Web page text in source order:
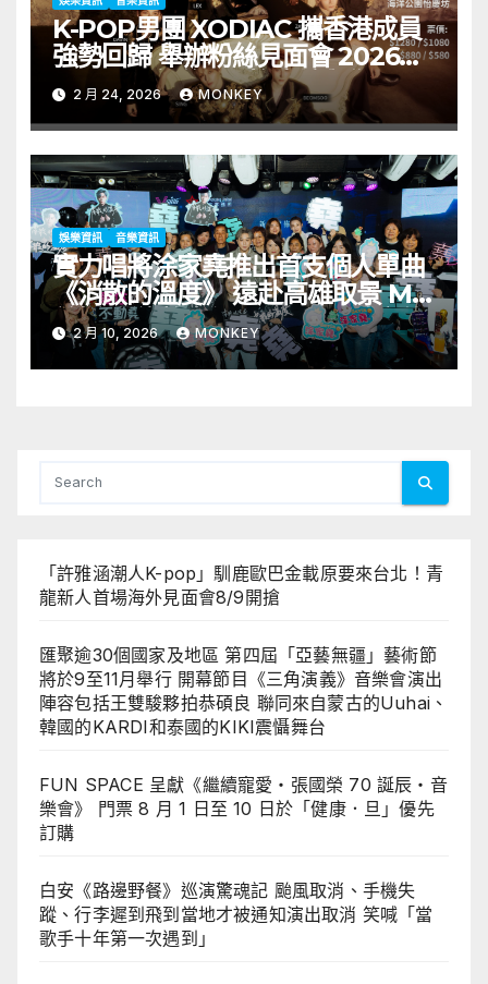
K-POP男團 XODIAC 攜香港成員
強勢回歸 舉辦粉絲見面會 2026年
3月28日海洋公園怡慶坊與你見面
門票2月27日起Klook獨家開售
2 月 24, 2026 MONKEY
娛樂資訊 音樂資訊
實力唱將涂家堯推出首支個人單曲
《消散的溫度》 遠赴高雄取景 MV
首播 六位數出任 VSING 全球宣傳
大使
2 月 10, 2026 MONKEY
「許雅涵潮人K-pop」馴鹿歐巴金載原要來台北！青
龍新人首場海外見面會8/9開搶
匯聚逾30個國家及地區 第四屆「亞藝無疆」藝術節
將於9至11月舉行 開幕節目《三角演義》音樂會演出
陣容包括王雙駿夥拍恭碩良 聯同來自蒙古的Uuhai、
韓國的KARDI和泰國的KIKI震懾舞台
FUN SPACE 呈獻《繼續寵愛・張國榮 70 誕辰・音
樂會》 門票 8 月 1 日至 10 日於「健康．旦」優先
訂購
白安《路邊野餐》巡演驚魂記 颱風取消、手機失
蹤、行李遲到飛到當地才被通知演出取消 笑喊「當
歌手十年第一次遇到」